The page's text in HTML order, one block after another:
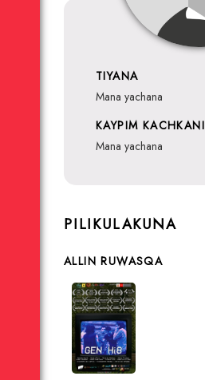
TIYANA
mana yachana
KAYPIM KACHKANI
mana yachana
PILIKULAKUNA
ALLIN RUWASQA